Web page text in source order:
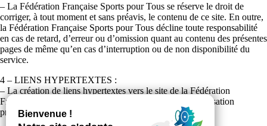
– La Fédération Française Sports pour Tous se réserve le droit de
corriger, à tout moment et sans préavis, le contenu de ce site. En outre,
la Fédération Française Sports pour Tous décline toute responsabilité
en cas de retard, d’erreur ou d’omission quant au contenu des présentes
pages de même qu’en cas d’interruption ou de non disponibilité du
service.
4 – LIENS HYPERTEXTES :
– La création de liens hypertextes vers le site de la Fédération
Française Sports pour Tous doit faire l’objet d’une autorisation
préalable de l’éditeur.